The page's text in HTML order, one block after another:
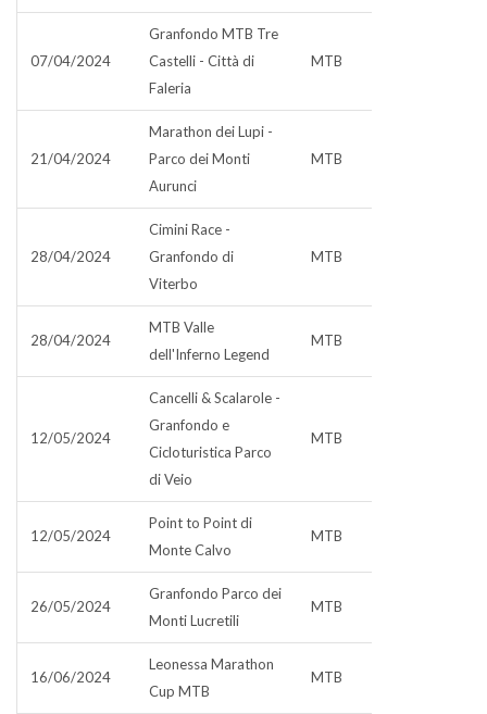
07/04/2024
Granfondo MTB Tre
Castelli - Città di
Faleria
MTB
21/04/2024
Marathon dei Lupi -
Parco dei Monti
Aurunci
MTB
28/04/2024
Cimini Race -
Granfondo di
Viterbo
MTB
28/04/2024
MTB Valle
dell'Inferno Legend
MTB
12/05/2024
Cancelli & Scalarole -
Granfondo e
Cicloturistica Parco
di Veio
MTB
12/05/2024
Point to Point di
Monte Calvo
MTB
26/05/2024
Granfondo Parco dei
Monti Lucretili
MTB
16/06/2024
Leonessa Marathon
Cup MTB
MTB